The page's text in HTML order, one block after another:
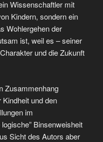
Wissenschaftler mit
Kindern, sondern ein
Wohlergehen der
ist, weil es – seiner
und die Zukunft
Zusammenhang
und den
im
Binsenweisheit
Sicht des Autors aber